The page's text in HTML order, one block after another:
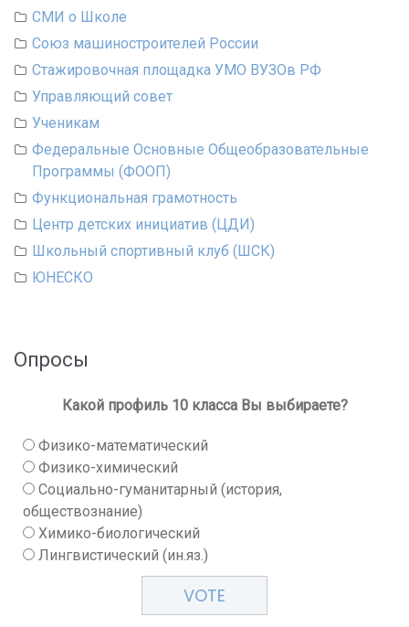
СМИ о Школе
Союз машиностроителей России
Стажировочная площадка УМО ВУЗОв РФ
Управляющий совет
Ученикам
Федеральные Основные Общеобразовательные
Программы (ФООП)
Функциональная грамотность
Центр детских инициатив (ЦДИ)
Школьный спортивный клуб (ШСК)
ЮНЕСКО
Опросы
Какой профиль 10 класса Вы выбираете?
Физико-математический
Физико-химический
Социально-гуманитарный (история,
обществознание)
Химико-биологический
Лингвистический (ин.яз.)